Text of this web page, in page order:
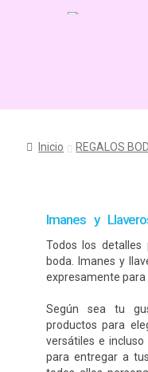
acertar-regalo
Caretas
Palo?
Carrito
CONDICIONES
Contacto
Inicio REGALOS
Imanes y
Todos los detalles
boda. Imanes y
expresamente para
Según sea tu
productos para
versátiles e
para entregar a